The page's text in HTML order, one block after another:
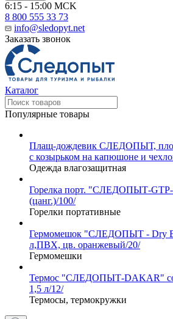
6:15 - 15:00 MCK
8 800 555 33 73
info@sledopyt.net
Заказать звонок
Каталог
Популярные товары
Плащ-дождевик СЛЕДОПЫТ,
с козырьком на капюшоне и
Одежда влагозащитная
Горелка порт. "СЛЕДОПЫТ-GTP-
(цанг.)/100/
Горелки портативные
Гермомешок "СЛЕДОПЫТ - Dry
л,ПВХ, цв. оранжевый/20/
Гермомешки
Термос "СЛЕДОПЫТ-DAKAR" со
1,5 л/12/
Термосы, термокружки